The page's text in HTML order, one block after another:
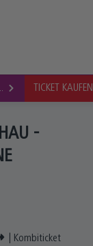
TICKET
-
| Kombiticket